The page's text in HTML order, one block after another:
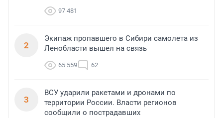
97 481
2
Экипаж пропавшего в Сибири самолета из
Ленобласти вышел на связь
65 559 62
3
ВСУ ударили ракетами и дронами по
территории России. Власти регионов
сообщили о пострадавших